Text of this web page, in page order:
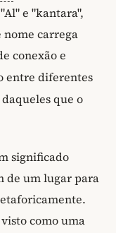
e "kantara",
nome carrega
conexão e
entre diferentes
que o
significado
de um lugar para
como uma